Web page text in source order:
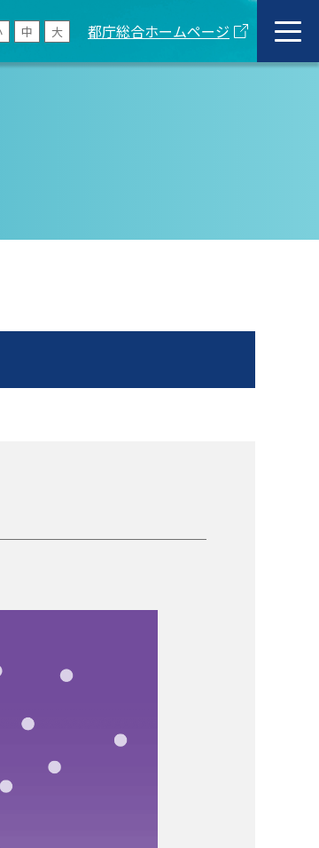
中 大 都庁総合ホームページ